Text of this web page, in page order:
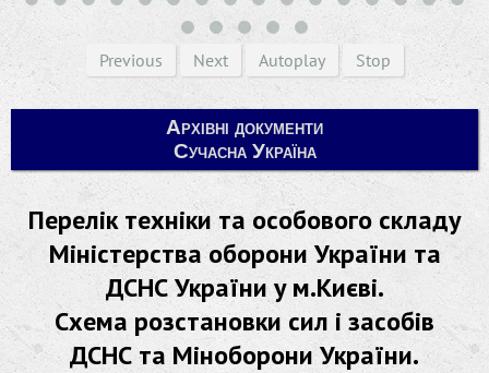
Previous Next Autoplay Stop
Архівні документи
Сучасна Україна
Перелік техніки та особового складу
Міністерства оборони України та
ДСНС України у м.Києві.
Схема розстановки сил і засобів
ДСНС та Міноборони України.